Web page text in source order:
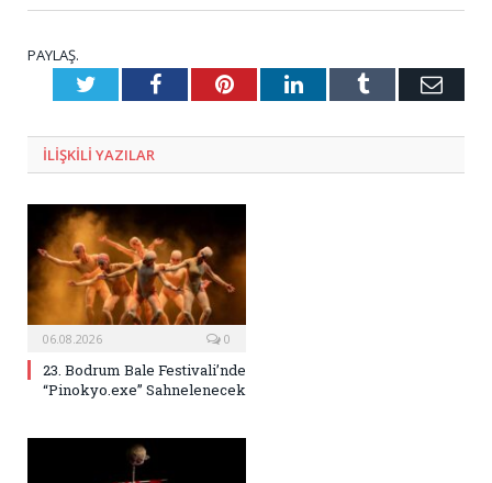
PAYLAŞ.
TwitterFacebookPinterestLinkedInTumblr E-
ILIŞKILI YAZILAR
06.08.2026 0
23. Bodrum Bale Festivali’nde
“Pinokyo.exe” Sahnelenecek